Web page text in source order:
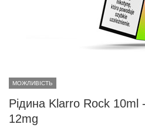
МОЖЛИВІСТЬ
Рідина Klarro Rock 10ml
12mg